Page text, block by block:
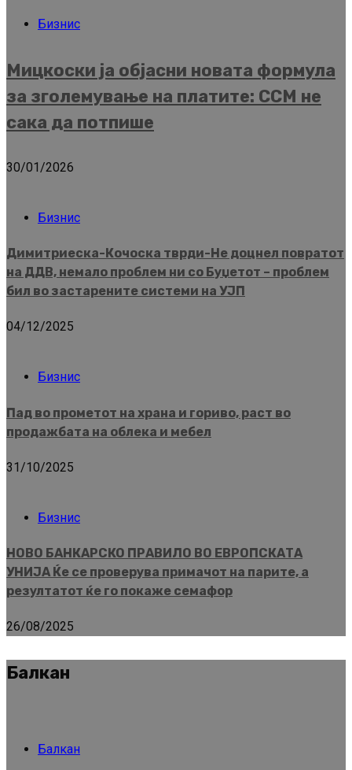
Бизнис
Мицкоски ја објасни новата формула
за зголемување на платите: ССМ не
сака да потпише
30/01/2026
Бизнис
Димитриеска-Кочоска тврди-Не доцнел повратот
на ДДВ, немало проблем ни со Буџетот – проблем
бил во застарените системи на УЈП
04/12/2025
Бизнис
Пад во прометот на храна и гориво, раст во
продажбата на облека и мебел
31/10/2025
Бизнис
НОВО БАНКАРСКО ПРАВИЛО ВО ЕВРОПСКАТА
УНИЈА Ќе се проверува примачот на парите, а
резултатот ќе го покаже семафор
26/08/2025
Балкан
Балкан